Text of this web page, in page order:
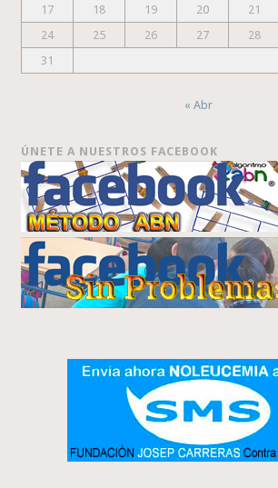
17
18 19 20 21
24
25 26 27 28
31
« Abr
ÚNETE A NUESTROS FACEBOOK